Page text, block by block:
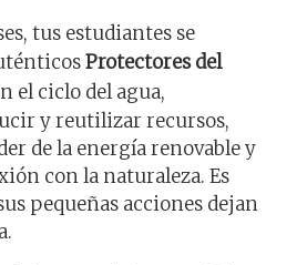
tus estudiantes se
Protectores del
el ciclo del agua,
y reutilizar recursos,
de la energía renovable y
con la naturaleza. Es
pequeñas acciones dejan